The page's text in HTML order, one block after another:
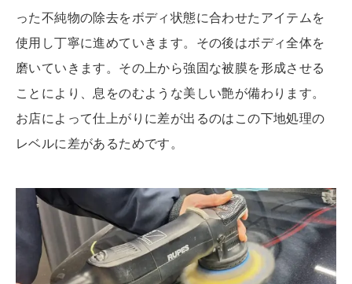
った不純物の除去をボディ状態に合わせたアイテムを
使用し丁寧に進めていきます。その後はボディ全体を
磨いていきます。その上から強固な被膜を形成させる
ことにより、息をのむような美しい艶が備わります。
お店によって仕上がりに差が出るのはこの下地処理の
レベルに差があるためです。